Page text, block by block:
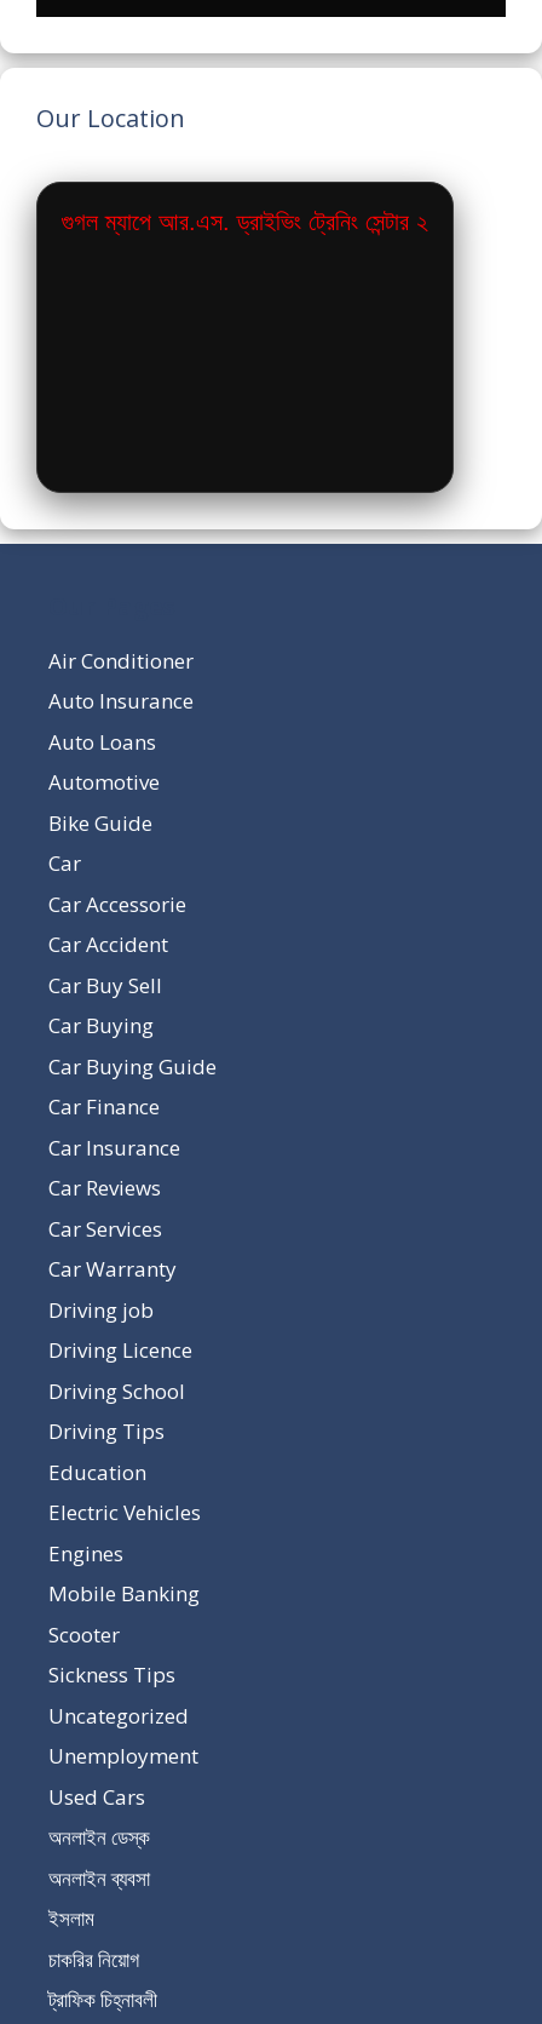
Our Location
গুগল ম্যাপে আর.এস. ড্রাইভিং ট্রেনিং সেন্টার ২
Air Conditioner
Auto Insurance
Auto Loans
Automotive
Bike Guide
Car
Car Accessorie
Car Accident
Car Buy Sell
Car Buying
Car Buying Guide
Car Finance
Car Insurance
Car Reviews
Car Services
Car Warranty
Driving job
Driving Licence
Driving School
Driving Tips
Education
Electric Vehicles
Engines
Mobile Banking
Scooter
Sickness Tips
Uncategorized
Unemployment
Used Cars
অনলাইন ডেস্ক
অনলাইন ব্যবসা
ইসলাম
চাকরির নিয়োগ
ট্রাফিক চিহ্নাবলী